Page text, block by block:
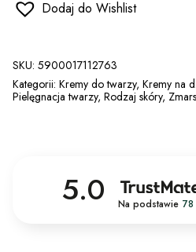
Dodaj do Wishlist
SKU: 5900017112763
Kategorii: Kremy do twarzy, Kremy na
Pielęgnacja twarzy, Rodzaj skóry,
5.0 Na podstawie 78